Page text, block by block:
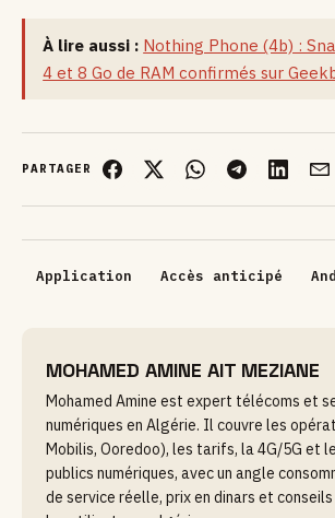
À lire aussi : Nothing Phone (4b) :
4 et 8 Go de RAM confirmés sur
PARTAGER
Application Accès anticipé
MOHAMED AMINE AIT MEZIANE
Mohamed Amine est expert télécoms et
numériques en Algérie. Il couvre les
Mobilis, Ooredoo), les tarifs, la 4G/5G et
publics numériques, avec un angle
de service réelle, prix en dinars et